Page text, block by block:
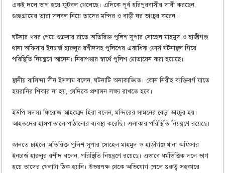
একই দলে ভাগ হয়ে ফুটবল খেলেছে। এদিকে পূর্ব হরিপুরবাসীর দাবী করছেন,
গুচ্ছগ্রামের তারা দলবল নিয়ে তাদের মন্দির ও বাড়ী ঘর ভাংচুর করেন।
ঘটনার খবর পেয়ে শুক্রবার রাতে অতিরিক্ত পুলিশ সুপার সোহেল মাহমুদ ও হাজীগঞ্জ
থানা অফিসার ইনচার্জ হারুনুর রশীদসহ পুলিশের একাধিক ফোর্স ঘটনাস্থল গিয়ে
পরিস্থিতি নিয়ন্ত্রণে আনেন। নিরাপত্তার স্বার্থে পুলিশ মোতায়েন করা হয়েছে।
স্থানীয় বাসিন্দা দীন ইসলাম বলেন, ঘটনাটি অনাকাঙ্খিত। কোন নিরীহ ব্যক্তিবর্গ যাতে
হয়রানির শিকার না হয়, সেদিকে প্রশাসন লক্ষ্য রাখতে হবে।
ইউপি সদস্য ফিরোজ আহম্মেদ হিরা বলেন, মন্দিরের সামনের বেড়া ভাংচুর হয়।
আহতদের হাসপাতালে পাঠানোর ব্যবস্থা করেছি। এলাকার পরিস্থিতি নিয়ন্ত্রণে রয়েছে।
জানতে চাইলে অতিরিক্ত পুলিশ সুপার সোহেল মাহমুদ ও হাজীগঞ্জ থানা অফিসার
ইনচার্জ হারুনুর রশীদ বলেন, পরিস্থিতি নিয়ন্ত্রণে রয়েছে। এভাবে ধর্মভিত্তিক দলে ভাগ
হয়ে তাদের খেলাটা ঠিক হয়নি। উভয়পক্ষ থেকে অভিযোগ পেলে গুরুত্ব সহকারে